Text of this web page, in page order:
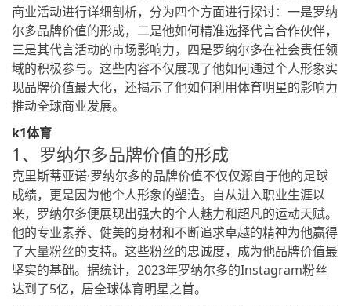
商业活动进行详细剖析，分为四个方面进行探讨：一是罗纳
尔多品牌价值的形成，二是他如何精准选择代言合作伙伴，
三是其代言活动的市场影响力，四是罗纳尔多在社会责任领
域的积极参与。这些内容不仅展现了他如何通过个人形象实
现品牌价值最大化，还揭示了他如何利用体育明星的影响力
推动全球商业发展。
k1体育
1、罗纳尔多品牌价值的形成
克里斯蒂亚诺·罗纳尔多的品牌价值不仅仅源自于他的足球
成绩，更是因为他个人形象的塑造。自从进入职业生涯以
来，罗纳尔多便展现出强大的个人魅力和超凡的运动天赋。
他的专业素养、健美的身材和不断追求卓越的精神为他赢得
了大量粉丝的支持。这些粉丝的忠诚度，成为他品牌价值最
坚实的基础。据统计，2023年罗纳尔多的Instagram粉丝
达到了5亿，居全球体育明星之首。